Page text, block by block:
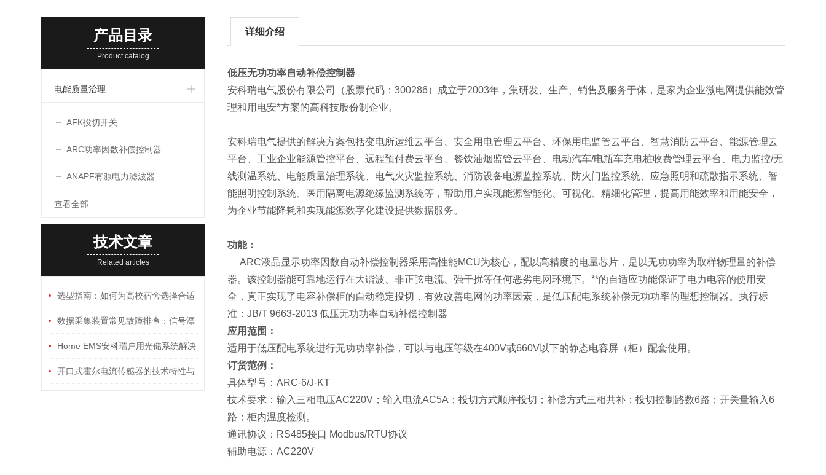
产品目录
Product catalog
电能质量治理
AFK投切开关
ARC功率因数补偿控制器
ANAPF有源电力滤波器
查看全部
技术文章
Related articles
选型指南：如何为高校宿舍选择合适
的三相刷卡预付费电能表
数据采集装置常见故障排查：信号漂
移、通讯中断与供电异常
Home EMS安科瑞户用光储系统解决
方案开口式霍尔电流传感器的技术特性与
详细介绍
低压无功功率自动补偿控制器
安科瑞电气股份有限公司（股票代码：300286）成立于2003年，集研发、生产、销售及服务于体，是家为企业微电网提供能效管
理和用电安*方案的高科技股份制企业。
安科瑞电气提供的解决方案包括变电所运维云平台、安全用电管理云平台、环保用电监管云平台、智慧消防云平台、能源管理云
平台、工业企业能源管控平台、远程预付费云平台、餐饮油烟监管云平台、电动汽车/电瓶车充电桩收费管理云平台、电力监控/无
线测温系统、电能质量治理系统、电气火灾监控系统、消防设备电源监控系统、防火门监控系统、应急照明和疏散指示系统、智
能照明控制系统、医用隔离电源绝缘监测系统等，帮助用户实现能源智能化、可视化、精细化管理，提高用能效率和用能安全，
为企业节能降耗和实现能源数字化建设提供数据服务。
功能：
ARC液晶显示功率因数自动补偿控制器采用高性能MCU为核心，配以高精度的电量芯片，是以无功功率为取样物理量的补偿
器。该控制器能可靠地运行在大谐波、非正弦电流、强干扰等任何恶劣电网环境下。**的自适应功能保证了电力电容的使用安
全，真正实现了电容补偿柜的自动稳定投切，有效改善电网的功率因素，是低压配电系统补偿无功功率的理想控制器。执行标
准：JB/T 9663-2013 低压无功功率自动补偿控制器
应用范围：
适用于低压配电系统进行无功功率补偿，可以与电压等级在400V或660V以下的静态电容屏（柜）配套使用。
订货范例：
具体型号：ARC-6/J-KT
技术要求：输入三相电压AC220V；输入电流AC5A；投切方式顺序投切；补偿方式三相共补；投切控制路数6路；开关量输入6
路；柜内温度检测。
通讯协议：RS485接口 Modbus/RTU协议
辅助电源：AC220V